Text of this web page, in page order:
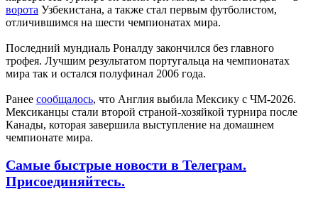
ворота Узбекистана, а также стал первым футболистом,
отличившимся на шести чемпионатах мира.
Последний мундиаль Роналду закончился без главного
трофея. Лучшим результатом португальца на чемпионатах
мира так и остался полуфинал 2006 года.
Ранее сообщалось, что Англия выбила Мексику с ЧМ-2026.
Мексиканцы стали второй страной-хозяйкой турнира после
Канады, которая завершила выступление на домашнем
чемпионате мира.
Самые быстрые новости в Телеграм.
Присоединяйтесь.